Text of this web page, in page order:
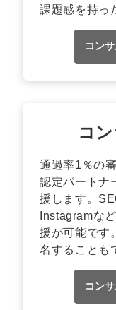
課題感を持っ
コン
コ
通過率1％の
認定パートナ
援します。
Instagramな
援が可能です
名することも
コン